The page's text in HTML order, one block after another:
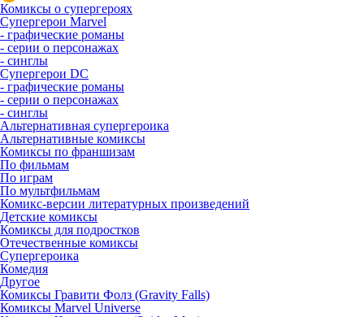
Комиксы о супергероях
Супергерои Marvel
- графические романы
- серии о персонажах
- синглы
Супергерои DC
- графические романы
- серии о персонажах
- синглы
Альтернативная супергероика
Альтернативные комиксы
Комиксы по франшизам
По фильмам
По играм
По мультфильмам
Комикс-версии литературных произведений
Детские комиксы
Комиксы для подростков
Отечественные комиксы
Супергероика
Комедия
Другое
Комиксы Гравити Фолз (Gravity Falls)
Комиксы Marvel Universe